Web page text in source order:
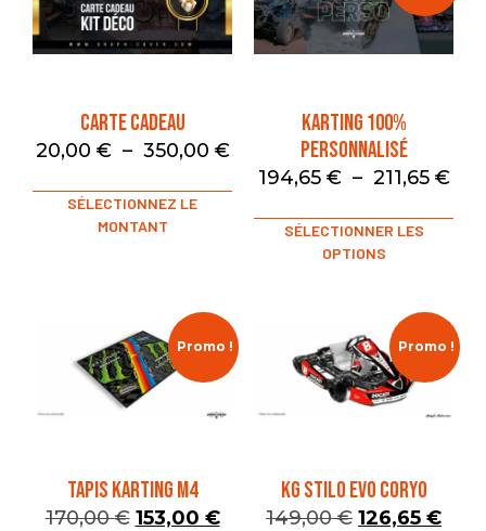
Carte Cadeau
20,00 € – 350,00 €
SÉLECTIONNEZ LE
MONTANT
Karting 100%
Personnalisé
194,65 € – 211,65 €
SÉLECTIONNER LES
OPTIONS
Promo !
TAPIS KARTING M4
170,00€ 153,00 €
Promo !
KG STILO EVO CORYO
149,00€ 126,65 €